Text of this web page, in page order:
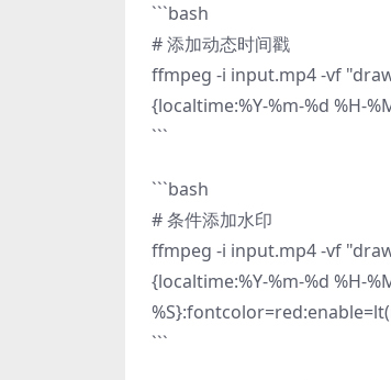
```bash
# 添加动态时间戳
ffmpeg -i input.mp4 -vf
{localtime:%Y-%m-%d %H-
```
```bash
# 条件添加水印
ffmpeg -i input.mp4 -vf
{localtime:%Y-%m-%d %H-
```